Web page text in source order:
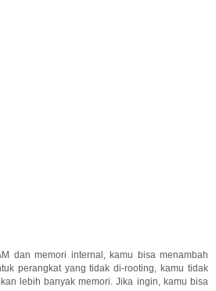
dan memori internal, kamu bisa menambah
perangkat yang tidak di-rooting, kamu tidak
lebih banyak memori. Jika ingin, kamu bisa